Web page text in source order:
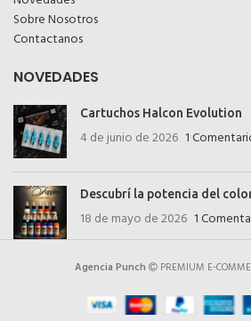
Sobre Nosotros
Contactanos
NOVEDADES
Cartuchos Halcon Evolution
4 de junio de 2026 1
Descubrí la potencia del
18 de mayo de 2026 1
Agencia Punch PREMIUM E-